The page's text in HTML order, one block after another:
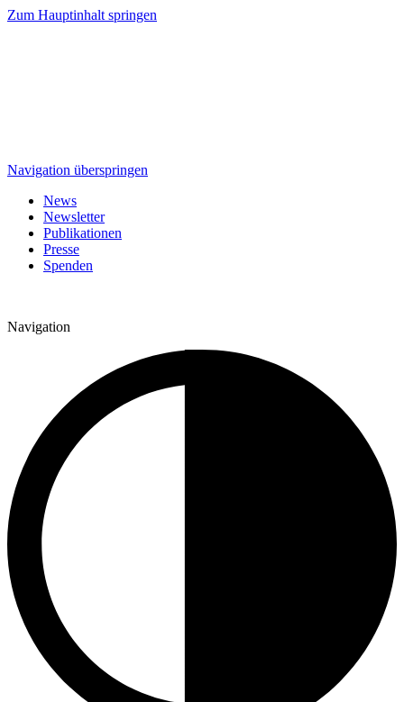
Zum Hauptinhalt springen
Navigation überspringen
News
Newsletter
Publikationen
Presse
Spenden
Navigation